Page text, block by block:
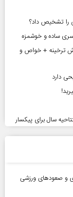
را تشخیص داد؟
ساده و خوشمزه
آش ترخینه + خواص و
دارد
و صعودهای ورزشی